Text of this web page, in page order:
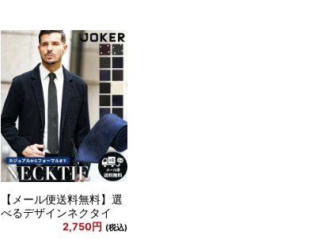
【メール便送料無料】選
べるデザインネクタイ
2,750円 (税込)